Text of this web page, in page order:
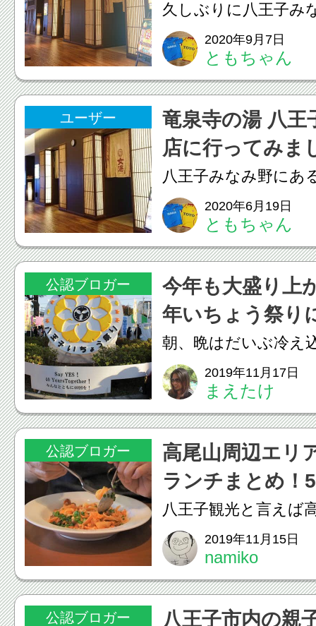
久しぶりに八王子み
の湯に行ってきまし
ながら、本物のもあ
ですね。洗い場は数
し、快適♪ 岩盤浴も
です。あっという間
て...
2020年9月7日
ともちゃん
ユーザー
竜泉寺の湯 八王
店に行ってみま
八王子みなみ野にあ
湯」に行ってきまし
し、炭酸泉もあるし
高！だいぶ、リフレ
た♪炭酸泉も天然温
こは八王子 別天地｜
2020年6月19日
ともちゃん
公認ブロガー
今年も大盛り上
年いちょう祭り
た！
朝、晩はだいぶ冷え
いてきたのを実感し
でTシャツで外出で
のですが・・・。イ
流行ってきているよ
気を付けてください
2019年11月17日
まえたけ
公認ブロガー
高尾山周辺エリ
ランチまとめ！
て紹介
八王子観光と言えば
尾山は標高599mと
と、東京都心からJR
の電車一本で来られ
さから、「登山客ラ
2019年11月15日
namiko
公認ブロガー 八王子市内の親